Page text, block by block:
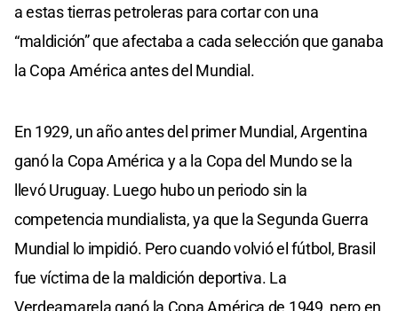
a estas tierras petroleras para cortar con una
“maldición” que afectaba a cada selección que ganaba
la Copa América antes del Mundial.
En 1929, un año antes del primer Mundial, Argentina
ganó la Copa América y a la Copa del Mundo se la
llevó Uruguay. Luego hubo un periodo sin la
competencia mundialista, ya que la Segunda Guerra
Mundial lo impidió. Pero cuando volvió el fútbol, Brasil
fue víctima de la maldición deportiva. La
Verdeamarela ganó la Copa América de 1949, pero en